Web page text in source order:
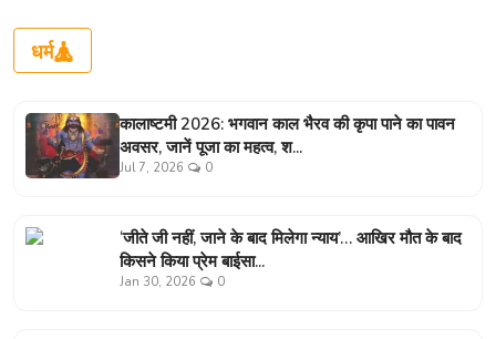
धर्म
कालाष्टमी 2026: भगवान काल भैरव की कृपा पाने का पावन
अवसर, जानें पूजा का महत्व, श...
Jul 7, 2026 0
‘जीते जी नहीं, जाने के बाद मिलेगा न्याय’… आखिर मौत के बाद
किसने किया प्रेम बाईसा...
Jan 30, 2026 0